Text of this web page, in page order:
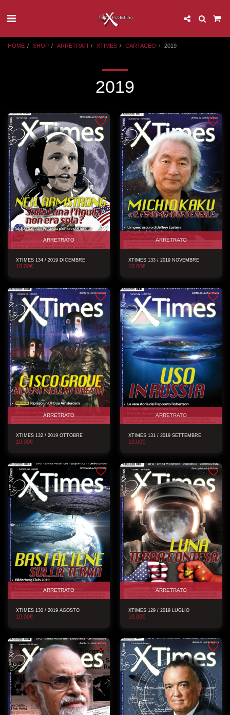
HOME SHOP ARRETRATI XTIMES CARTACEO 2019
2019
ARRETRATO
XTIMES 134 / 2019 DICEMBRE
10.00€
ARRETRATO
XTIMES 133 / 2019 NOVEMBRE
10.00€
ARRETRATO
XTIMES 132 / 2019 OTTOBRE
10.00€
ARRETRATO
XTIMES 131 / 2019 SETTEMBRE
10.00€
ARRETRATO
XTIMES 130 / 2019 AGOSTO
10.00€
ARRETRATO
XTIMES 129 / 2019 LUGLIO
10.00€